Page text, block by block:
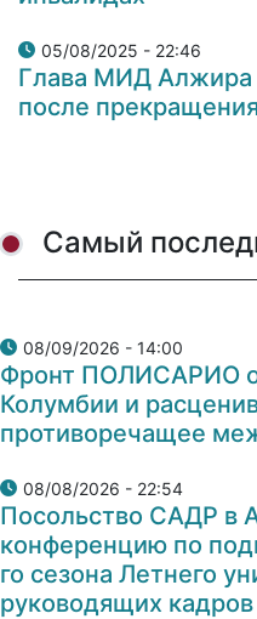
05/08/2025 - 22:46
Глава МИД Алжира
после
Самый
08/09/2026 - 14:00
Фронт ПОЛИСАРИО
Колумбии и
противоречащее
08/08/2026 - 22:54
Посольство САДР в
конференцию по
го сезона Летнего
руководящих